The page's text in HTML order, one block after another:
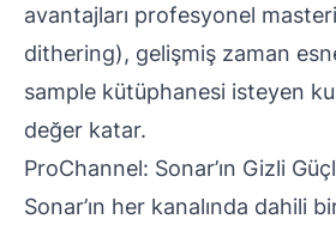
avantajları profesyonel
dithering), gelişmiş zaman
sample kütüphanesi isteyen
değer katar.
ProChannel: Sonar’ın Gizli
Sonar’ın her kanalında dahili